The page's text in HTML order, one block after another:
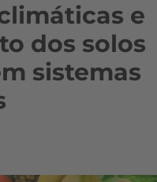
e
dos solos
sistemas